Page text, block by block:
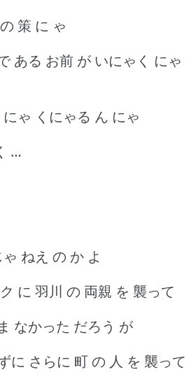
策 に ゃ
ある お前 が いにゃく にゃ
ゃ くにゃる ん にゃ
…
ねえ の か よ
に 羽川 の 両親 を 襲って
なかった だろう が
に さらに 町 の 人 を 襲って